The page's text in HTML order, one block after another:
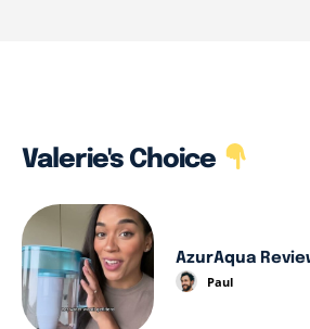
Valerie's Choice
AzurAqua
Paul